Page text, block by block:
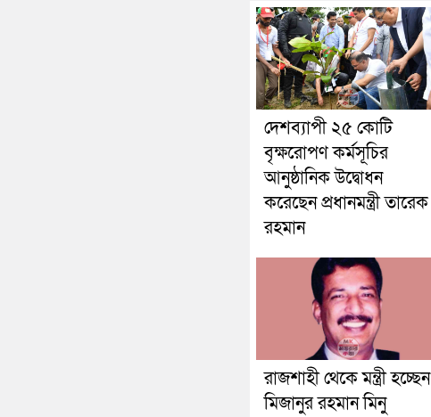
দেশব্যাপী ২৫ কোটি
বৃক্ষরোপণ কর্মসূচির
আনুষ্ঠানিক উদ্বোধন
করেছেন প্রধানমন্ত্রী তারেক
রহমান
রাজশাহী থেকে মন্ত্রী হচ্ছেন
মিজানুর রহমান মিনু